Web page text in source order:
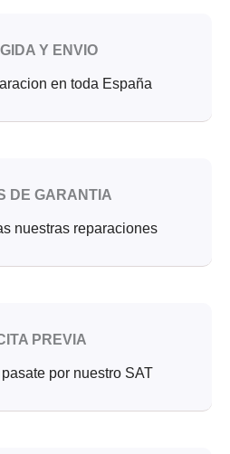
Y ENVIO
en toda España
DE GARANTIA
nuestras reparaciones
PREVIA
por nuestro SAT